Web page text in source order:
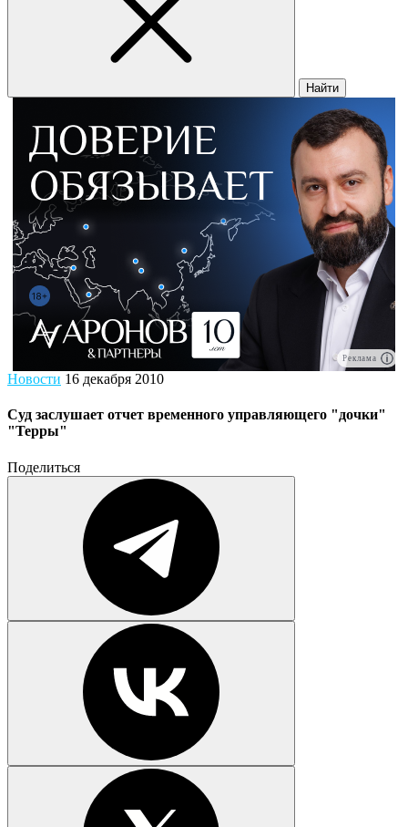
Найти
Реклама
Новости 16 декабря 2010
Суд заслушает отчет временного управляющего "дочки"
"Терры"
Поделиться